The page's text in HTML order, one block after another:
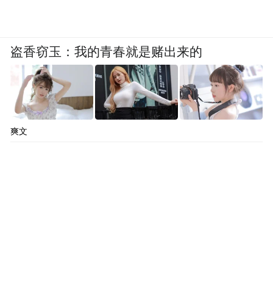
盗香窃玉：我的青春就是赌出来的
爽文